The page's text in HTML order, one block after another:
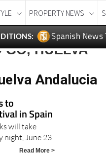
PROPERTY NEWS
Spanish News
HUELVA
Andalucia
to
in Spain
will take
night, June 23
Read More >